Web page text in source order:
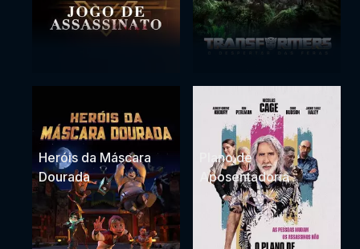
Heróis da Máscara
Dourada
Plano de
Aposentadoria